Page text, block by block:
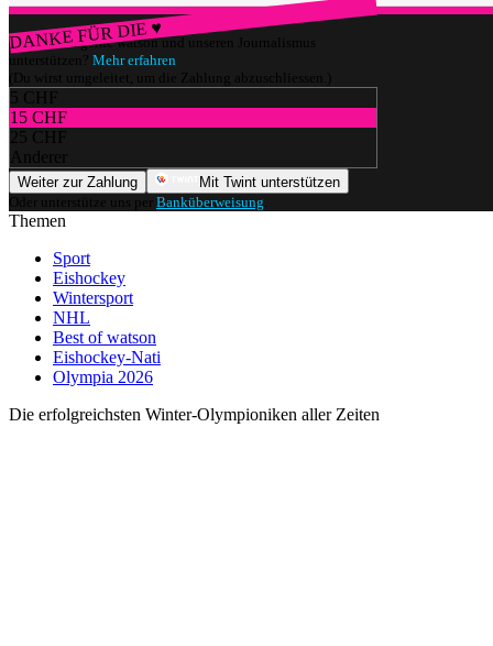
DANKE FÜR DIE ♥
Würdest du gerne watson und unseren Journalismus
unterstützen? Mehr erfahren
(Du wirst umgeleitet, um die Zahlung abzuschliessen.)
5 CHF
15 CHF
25 CHF
Anderer
Weiter zur Zahlung
Mit Twint unterstützen
Oder unterstütze uns per Banküberweisung
Themen
Sport
Eishockey
Wintersport
NHL
Best of watson
Eishockey-Nati
Olympia 2026
Die erfolgreichsten Winter-Olympioniken aller Zeiten